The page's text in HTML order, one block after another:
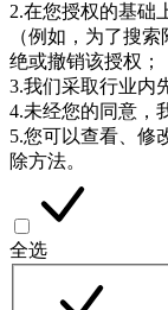
2.在您授权的基础
（例如，为了搜
绝或撤销该授权；
3.我们采取行业内
4.未经您的同意，
5.您可以查看、修
除方法。
全选